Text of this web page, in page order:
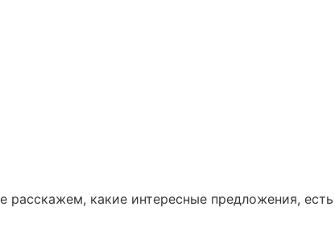
какие интересные предложения, есть